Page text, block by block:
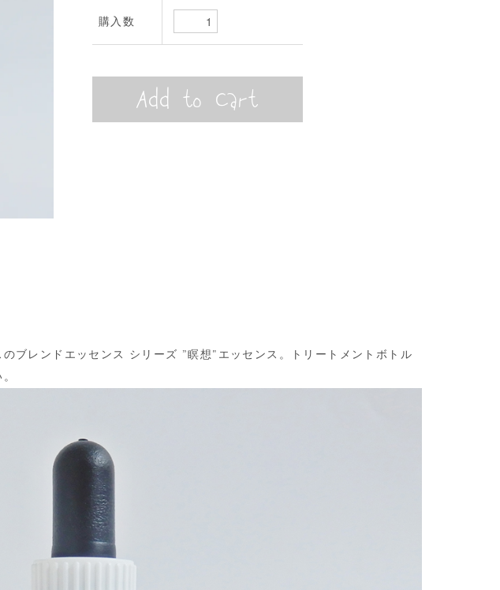
購入数
ブレンドエッセンス シリーズ ”瞑想"エッセンス。トリートメントボトル